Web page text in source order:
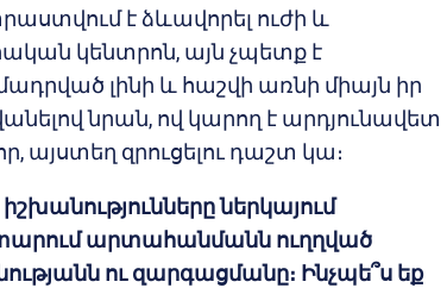
է ձևավորել ուժի և
կենտրոն, այն չպետք է
լինի և հաշվի առնի միայն իր
նրան, ով կարող է արդյունավետ
այստեղ զրուցելու դաշտ կա։
ներկայում
արտահանմանն ուղղված
ու զարգացմանը։ Ինչպե՞ս եք